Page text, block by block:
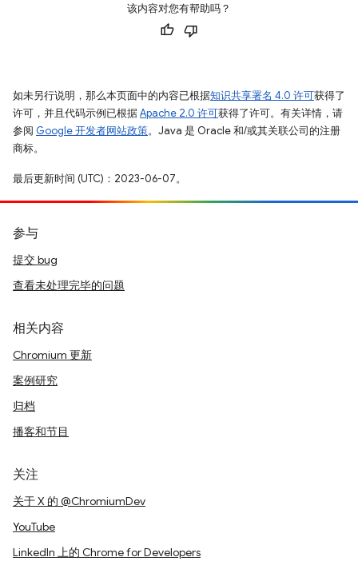
该内容对您有帮助吗？
如未另行说明，那么本页面中的内容已根据知识共享署名 4.0 许可获得了
许可，并且代码示例已根据Apache 2.0 许可获得了许可。有关详情，请
参阅 Google 开发者网站政策。Java 是 Oracle 和/或其关联公司的注册
商标。
最后更新时间 (UTC)：2023-06-07。
参与
提交 bug
查看未处理完毕的问题
相关内容
Chromium 更新
案例研究
归档
播客和节目
关注
关于 X 的 @ChromiumDev
YouTube
LinkedIn 上的 Chrome for Developers